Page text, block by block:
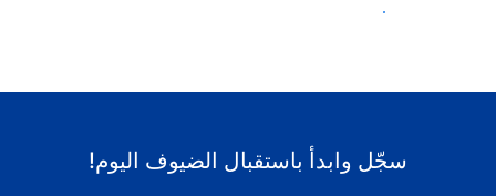
ابدأ باستقبال الضيوف
سجّل وابدأ باستقبال الضيوف اليوم!